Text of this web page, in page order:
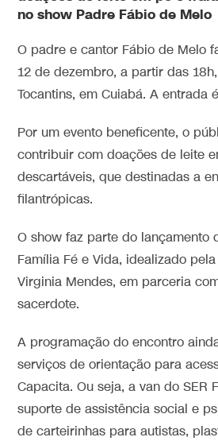
no show Padre Fábio de Melo
O padre e cantor Fábio de Melo
12 de dezembro, a partir das
Tocantins, em Cuiabá. A entrada
Por um evento beneficente, o
contribuir com doações de leite
descartáveis, que destinadas a
filantrópicas.
O show faz parte do lançamento
Família Fé e Vida, idealizado
Virginia Mendes, em parceria
sacerdote.
A programação do encontro
serviços de orientação para
Capacita. Ou seja, a van do SER
suporte de assistência social e
de carteirinhas para autistas,